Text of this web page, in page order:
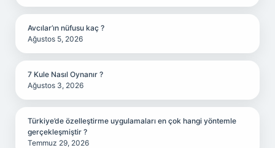
Avcılar’ın nüfusu kaç ?
Ağustos 5, 2026
7 Kule Nasıl Oynanır ?
Ağustos 3, 2026
Türkiye’de özelleştirme uygulamaları en çok hangi yöntemle
gerçekleşmiştir ?
Temmuz 29, 2026